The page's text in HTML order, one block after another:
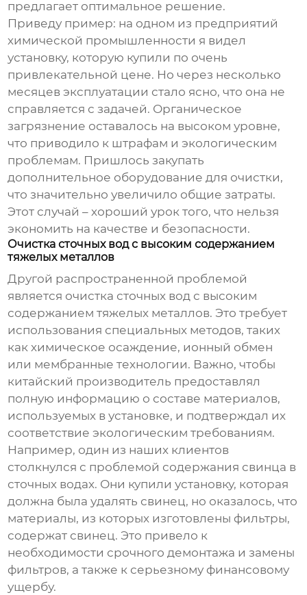
предлагает оптимальное решение.
Приведу пример: на одном из предприятий
химической промышленности я видел
установку, которую купили по очень
привлекательной цене. Но через несколько
месяцев эксплуатации стало ясно, что она не
справляется с задачей. Органическое
загрязнение оставалось на высоком уровне,
что приводило к штрафам и экологическим
проблемам. Пришлось закупать
дополнительное оборудование для очистки,
что значительно увеличило общие затраты.
Этот случай – хороший урок того, что нельзя
экономить на качестве и безопасности.
Очистка сточных вод с высоким содержанием
тяжелых металлов
Другой распространенной проблемой
является очистка сточных вод с высоким
содержанием тяжелых металлов. Это требует
использования специальных методов, таких
как химическое осаждение, ионный обмен
или мембранные технологии. Важно, чтобы
китайский производитель предоставлял
полную информацию о составе материалов,
используемых в установке, и подтверждал их
соответствие экологическим требованиям.
Например, один из наших клиентов
столкнулся с проблемой содержания свинца в
сточных водах. Они купили установку, которая
должна была удалять свинец, но оказалось, что
материалы, из которых изготовлены фильтры,
содержат свинец. Это привело к
необходимости срочного демонтажа и замены
фильтров, а также к серьезному финансовому
ущербу.